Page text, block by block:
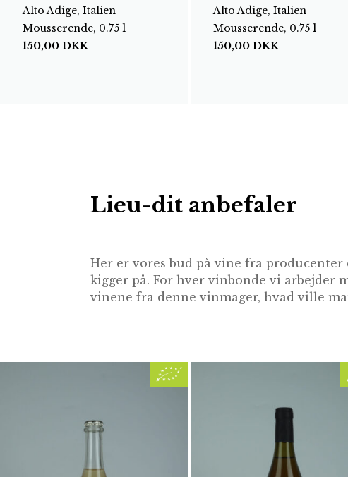
Alto Adige, Italien
Mousserende, 0.75 l
150,00 DKK
Alto Adige, Italien
Mousserende, 0.75 l
150,00 DKK
Lieu-dit anbefaler
Her er vores bud på vine fra
kigger på. For hver vinbonde vi arbejder
vinene fra denne vinmager, hvad ville